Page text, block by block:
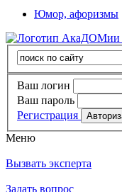
Юмор, афоризмы
Ваш логин
Ваш пароль
Регистрация
Меню
Вызвать эксперта
Задать вопрос